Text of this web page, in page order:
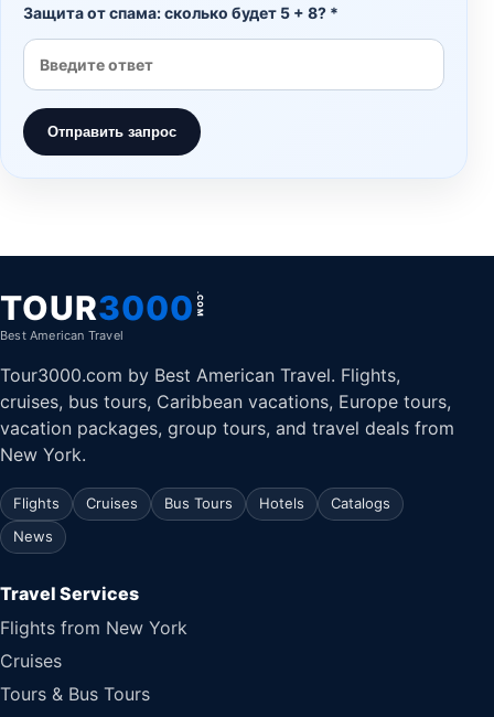
Защита от спама: сколько будет 5 + 8? *
Отправить запрос
TOUR3000 .COM
Best American Travel
Tour3000.com by Best American Travel. Flights,
cruises, bus tours, Caribbean vacations, Europe tours,
vacation packages, group tours, and travel deals from
New York.
Flights Cruises Bus Tours Hotels
Catalogs
News
Travel Services
Flights from New York
Cruises
Tours & Bus Tours